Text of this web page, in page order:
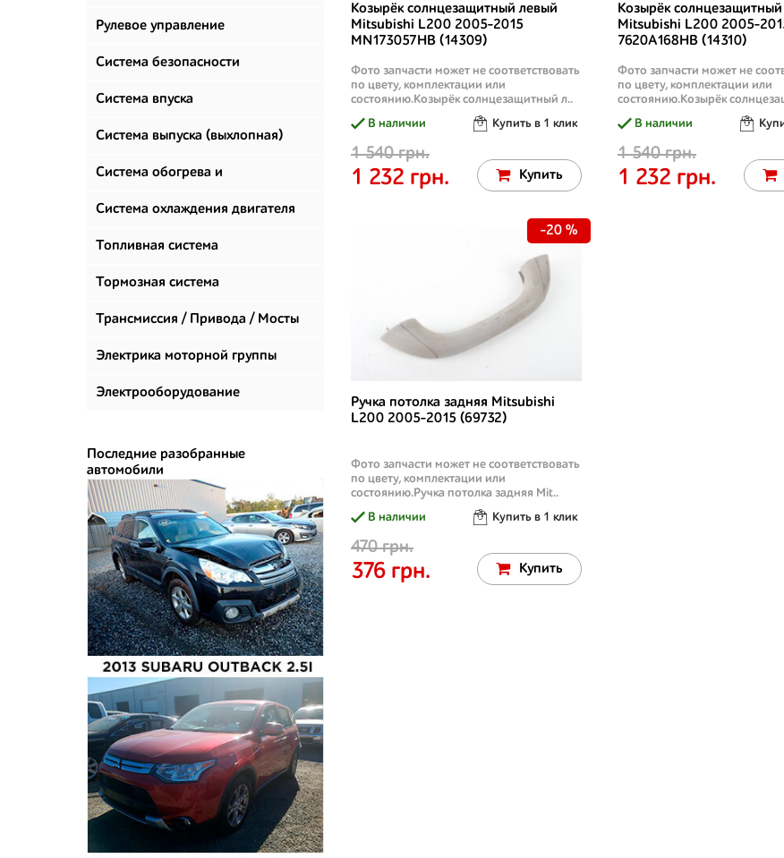
Рулевое управление
Система безопасности
Система впуска
Система выпуска (выхлопная)
Система обогрева и
климатизации
Система охлаждения двигателя
Топливная система
Тормозная система
Трансмиссия / Привода / Мосты
Электрика моторной группы
Электрооборудование
Последние разобранные
автомобили
Козырёк солнцезащитный левый
Mitsubishi L200 2005-2015
MN173057HB (14309)
Фото запчасти может не соответствовать
по цвету, комплектации или
состоянию.Козырёк солнцезащитный л..
В наличии
Купить в 1 клик
1 540 грн.
1 232 грн. Купить
Козырёк
Mitsubishi L200 2005-
7620A168HB (14310)
Фото запчасти может не
по цвету, комплектации или
состоянию.Козырёк
В наличии
1 540 грн.
1 232 грн.
Ручка потолка задняя Mitsubishi
L200 2005-2015 (69732)
Фото запчасти может не соответствовать
по цвету, комплектации или
состоянию.Ручка потолка задняя Mit..
В наличии
Купить в 1 клик
470 грн.
376 грн. Купить
-20 %